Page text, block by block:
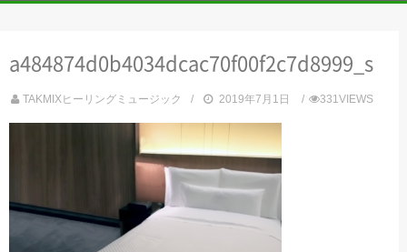
ホーム
睡眠
美容
自然
生活
お問い合わせ
運営会社
a484874d0b4034dcac70f00f2c7d8999_s
TAKMIXヒーリングミュージック 2019年7月1日 331VIEWS